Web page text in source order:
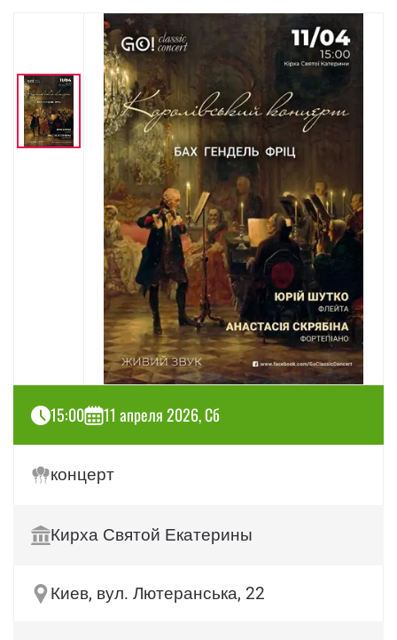
15:00 11 апреля 2026, Сб
концерт
Кирха Святой Екатерины
Киев, вул. Лютеранська, 22